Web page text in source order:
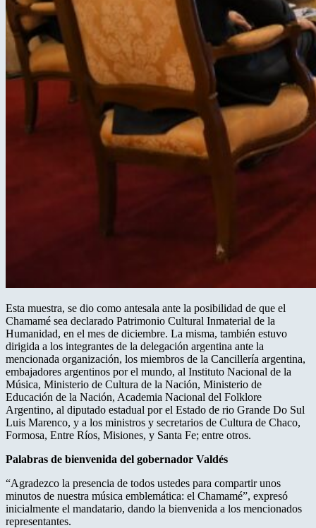
Esta muestra, se dio como antesala ante la posibilidad de que el
Chamamé sea declarado Patrimonio Cultural Inmaterial de la
Humanidad, en el mes de diciembre. La misma, también estuvo
dirigida a los integrantes de la delegación argentina ante la
mencionada organización, los miembros de la Cancillería argentina,
embajadores argentinos por el mundo, al Instituto Nacional de la
Música, Ministerio de Cultura de la Nación, Ministerio de
Educación de la Nación, Academia Nacional del Folklore
Argentino, al diputado estadual por el Estado de rio Grande Do Sul
Luis Marenco, y a los ministros y secretarios de Cultura de Chaco,
Formosa, Entre Ríos, Misiones, y Santa Fe; entre otros.
Palabras de bienvenida del gobernador Valdés
“Agradezco la presencia de todos ustedes para compartir unos
minutos de nuestra música emblemática: el Chamamé”, expresó
inicialmente el mandatario, dando la bienvenida a los mencionados
representantes.